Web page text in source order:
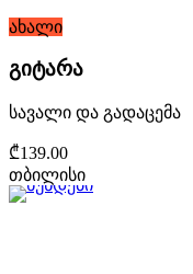
ახალი
გიტარა
სავალი და გადაცემა
₾139.00
თბილისი